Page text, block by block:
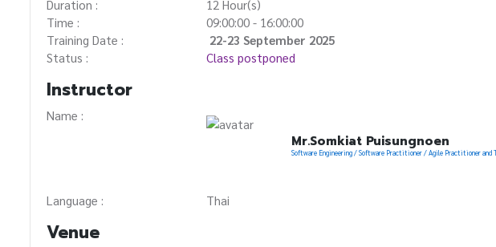
Duration :
12 Hour(s)
Time :
09:00:00 - 16:00:00
Training Date :
22-23 September 2025
Status :
Class postponed
Instructor
Name :
Mr.Somkiat Puisungnoen
Software Engineering / Software Practitioner / Agile Practitioner and
Language : Thai
Venue